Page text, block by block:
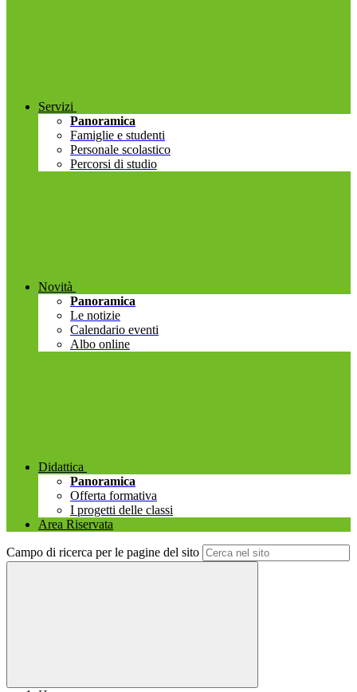
Servizi
Panoramica
Famiglie e studenti
Personale scolastico
Percorsi di studio
Novità
Panoramica
Le notizie
Calendario eventi
Albo online
Didattica
Panoramica
Offerta formativa
I progetti delle classi
Area Riservata
Campo di ricerca per le pagine del sito